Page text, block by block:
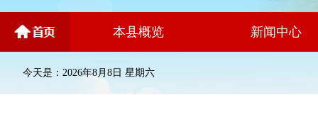
本县概览 新闻中心
今天是：2026年8月8日 星期六